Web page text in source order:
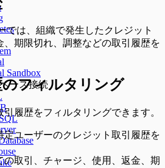
Sandbox
ース接続
では、組織で発生したクレジット
期限切れ、調整などの取引履歴を
フィルタリング
履歴をフィルタリングできます。
定ユーザーのクレジット取引履歴を
の取引、チャージ、使用、返金、期